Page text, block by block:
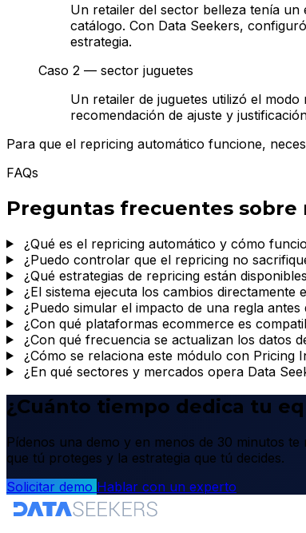
Un retailer del sector belleza tenía un
catálogo. Con Data Seekers,
estrategia.
Caso 2 — sector juguetes
Un retailer de juguetes utilizó el
recomendación de ajuste y
Para que el repricing automático funcione,
FAQs
Preguntas frecuentes
¿Qué es el repricing automático y cómo
¿Puedo controlar que el repricing no
¿Qué estrategias de repricing están
¿El sistema ejecuta los cambios directamente
¿Puedo simular el impacto de una regla antes
¿Con qué plataformas ecommerce es
¿Con qué frecuencia se actualizan los datos
¿Cómo se relaciona este módulo con Pricing
¿En qué sectores y mercados opera Data
¿Cuánto tiempo dedica tu
Pídenos una demo y en menos de 30 minutos
que tú proteges y la estrategia que tú decides.
Solicitar demo Hablar con un experto